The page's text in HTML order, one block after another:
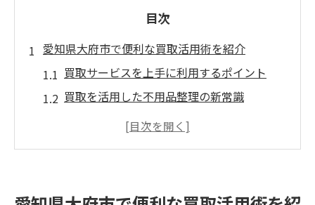
目次
愛知県大府市で便利な買取活用術を紹介
買取サービスを上手に利用するポイント
買取を活用した不用品整理の新常識
愛知県大府市で便利な買取店の特徴
地域密着型買取のメリットと選び方